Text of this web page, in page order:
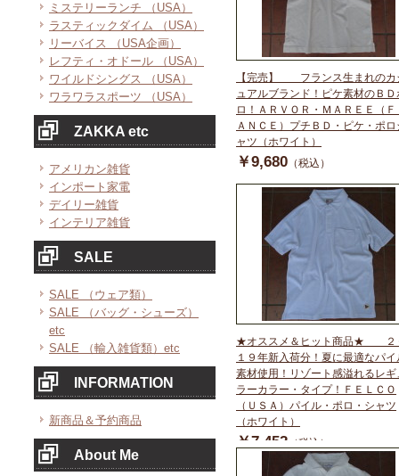
ミステリーランチ （USA）
ラスティックダイム （USA）
リーバイス （USA企画）
レフティ・オドール （USA）
ワイルドシングス （USA）
ワラワラスポーツ （USA）
ZAKKA etc
アメリカン雑貨
インポート家電
デイリー雑貨
インテリア雑貨
SALE
SALE （ウェア類）
SALE （バッグ・シューズ）
etc
SALE （輸入雑貨類）etc
INFORMATION
新商品＆予約商品
About Me
【完売】 フランス生まれのカ
ュアルブランド！ピケ素材のＢＤ
ロ！ＡＲＶＯＲ・ＭＡＲＥＥ（Ｆ
ＡＮＣＥ）プチＢＤ・ピケ・ポロ
ャツ（ホワイト）
￥9,680 （税込）
★オススメ＆ヒット商品★ ２
１９年新入荷分！夏に最適なパイ
素材使用！リゾート感溢れるレギ
ラーカラー・タイプ！ＦＥＬＣＯ
（ＵＳＡ）パイル・ポロ・シャツ
（ホワイト）
￥7,452 （税込）